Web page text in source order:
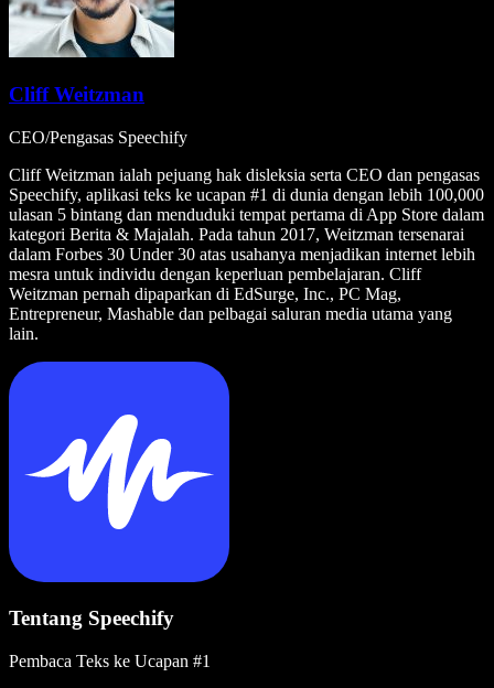
Cliff Weitzman
CEO/Pengasas Speechify
Cliff Weitzman ialah pejuang hak disleksia serta CEO dan pengasas
Speechify, aplikasi teks ke ucapan #1 di dunia dengan lebih 100,000
ulasan 5 bintang dan menduduki tempat pertama di App Store dalam
kategori Berita & Majalah. Pada tahun 2017, Weitzman tersenarai
dalam Forbes 30 Under 30 atas usahanya menjadikan internet lebih
mesra untuk individu dengan keperluan pembelajaran. Cliff
Weitzman pernah dipaparkan di EdSurge, Inc., PC Mag,
Entrepreneur, Mashable dan pelbagai saluran media utama yang
lain.
Tentang Speechify
Pembaca Teks ke Ucapan #1